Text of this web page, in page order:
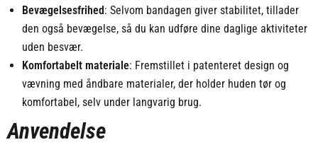
Bevægelsesfrihed: Selvom bandagen giver stabilitet, tillader
den også bevægelse, så du kan udføre dine daglige aktiviteter
uden besvær.
Komfortabelt materiale: Fremstillet i patenteret design og
vævning med åndbare materialer, der holder huden tør og
komfortabel, selv under langvarig brug.
Anvendelse